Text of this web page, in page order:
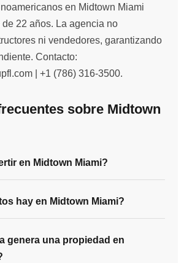
en Midtown Miami
22 años. La agencia no
ni vendedores, garantizando
Contacto:
| +1 (786) 316-3500.
sobre Midtown
en Midtown Miami?
hay en Midtown Miami?
genera una propiedad en